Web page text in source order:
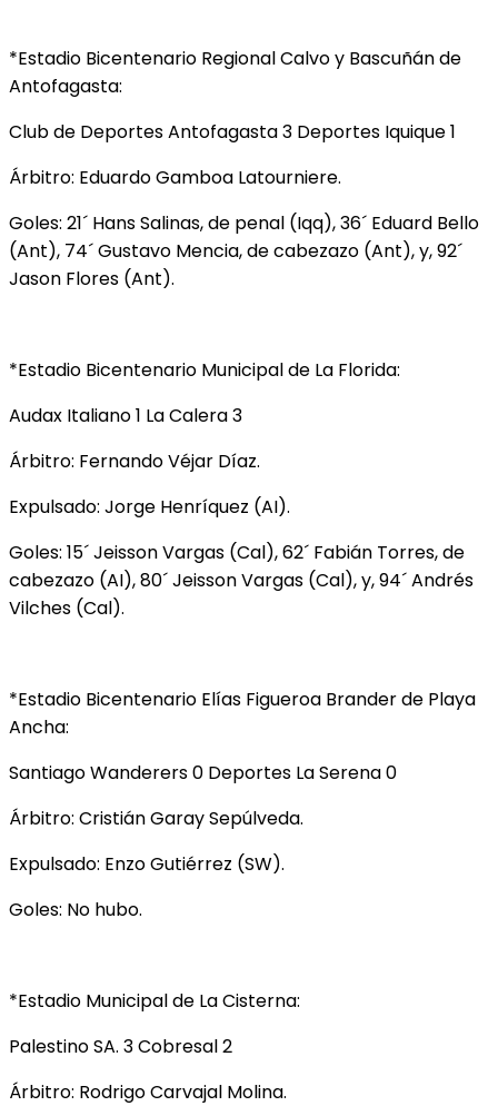
*Estadio Bicentenario Regional Calvo y Bascuñán de
Antofagasta:
Club de Deportes Antofagasta 3 Deportes Iquique 1
Árbitro: Eduardo Gamboa Latourniere.
Goles: 21´ Hans Salinas, de penal (Iqq), 36´ Eduard Bello
(Ant), 74´ Gustavo Mencia, de cabezazo (Ant), y, 92´
Jason Flores (Ant).
*Estadio Bicentenario Municipal de La Florida:
Audax Italiano 1 La Calera 3
Árbitro: Fernando Véjar Díaz.
Expulsado: Jorge Henríquez (AI).
Goles: 15´ Jeisson Vargas (Cal), 62´ Fabián Torres, de
cabezazo (AI), 80´ Jeisson Vargas (Cal), y, 94´ Andrés
Vilches (Cal).
*Estadio Bicentenario Elías Figueroa Brander de Playa
Ancha:
Santiago Wanderers 0 Deportes La Serena 0
Árbitro: Cristián Garay Sepúlveda.
Expulsado: Enzo Gutiérrez (SW).
Goles: No hubo.
*Estadio Municipal de La Cisterna:
Palestino SA. 3 Cobresal 2
Árbitro: Rodrigo Carvajal Molina.